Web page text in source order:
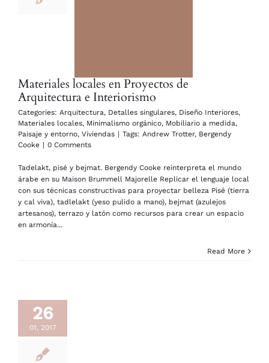
Materiales locales en Proyectos de
Arquitectura e Interiorismo
Categories: Arquitectura, Detalles singulares, Diseño Interiores,
Materiales locales, Minimalismo orgánico, Mobiliario a medida,
Paisaje y entorno, Viviendas | Tags: Andrew Trotter, Bergendy
Cooke | 0 Comments
Tadelakt, pisé y bejmat. Bergendy Cooke reinterpreta el mundo
árabe en su Maison Brummell Majorelle Replicar el lenguaje local
con sus técnicas constructivas para proyectar belleza Pisé (tierra
y cal viva), tadlelakt (yeso pulido a mano), bejmat (azulejos
artesanos), terrazo y latón como recursos para crear un espacio
en armonía...
Read More
26
01, 2017